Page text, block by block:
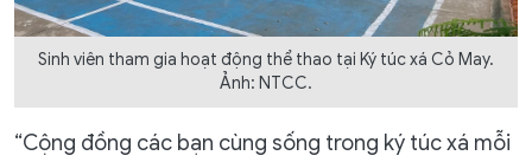
Sinh viên tham gia hoạt động thể thao tại Ký túc xá Cỏ May.
Ảnh: NTCC.
“Cộng đồng các bạn cùng sống trong ký túc xá mỗi